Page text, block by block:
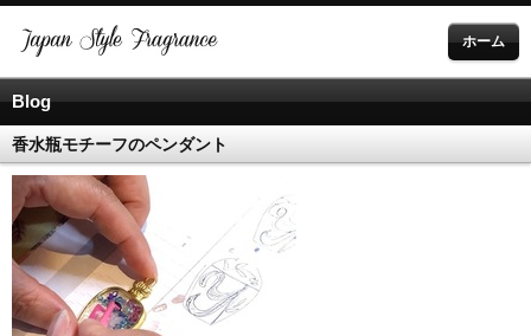
ホーム
Blog
香水瓶モチーフのペンダント